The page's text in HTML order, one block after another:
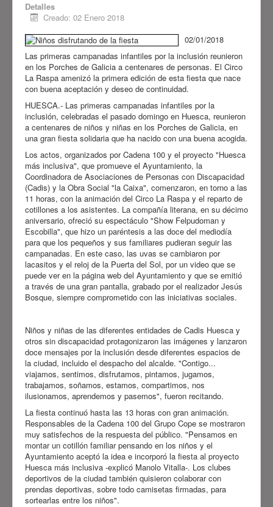
El proyecto Huesca más inclusiva
está promovido por el
Ayuntamiento de Huesca, la
Fundación “la Caixa”, elGobierno
de Aragón, laDiputación Provincial
de Huesca, laComarca de
Sobrarbe, elAyuntamiento de
SabiñánigoyCADIS Huescay
cuenta con la colaboración de
Avanza. Pretende conseguir
avances significativos en la
inclusión de las personas con
discapacidad y/o dependencia.
Ver más
Detalles
Creado: 02 Enero 2018
02/01/2018
Las primeras campanadas infantiles por la inclusión reunieron
en los Porches de Galicia a centenares de personas. El Circo
La Raspa amenizó la primera edición de esta fiesta que nace
con buena aceptación y deseo de continuidad.
HUESCA.- Las primeras campanadas infantiles por la
inclusión, celebradas el pasado domingo en Huesca, reunieron
a centenares de niños y niñas en los Porches de Galicia, en
una gran fiesta solidaria que ha nacido con una buena acogida.
Los actos, organizados por Cadena 100 y el proyecto "Huesca
más inclusiva", que promueve el Ayuntamiento, la
Coordinadora de Asociaciones de Personas con Discapacidad
(Cadis) y la Obra Social "la Caixa", comenzaron, en torno a las
11 horas, con la animación del Circo La Raspa y el reparto de
cotillones a los asistentes. La compañía literana, en su décimo
aniversario, ofreció su espectáculo "Show Felpudoman y
Escobilla", que hizo un paréntesis a las doce del mediodía
para que los pequeños y sus familiares pudieran seguir las
campanadas. En este caso, las uvas se cambiaron por
lacasitos y el reloj de la Puerta del Sol, por un video que se
puede ver en la página web del Ayuntamiento y que se emitió
a través de una gran pantalla, grabado por el realizador Jesús
Bosque, siempre comprometido con las iniciativas sociales.
Niños y niñas de las diferentes entidades de Cadis Huesca y
otros sin discapacidad protagonizaron las imágenes y lanzaron
doce mensajes por la inclusión desde diferentes espacios de
la ciudad, incluido el despacho del alcalde. "Contigo...
viajamos, sentimos, disfrutamos, pintamos, jugamos,
trabajamos, soñamos, estamos, compartimos, nos
ilusionamos, aprendemos y pasemos", fueron recitando.
La fiesta continuó hasta las 13 horas con gran animación.
Responsables de la Cadena 100 del Grupo Cope se mostraron
muy satisfechos de la respuesta del público. "Pensamos en
montar un cotillón familiar pensando en los niños y el
Ayuntamiento aceptó la idea e incorporó la fiesta al proyecto
Huesca más inclusiva -explicó Manolo Vitalla-. Los clubes
deportivos de la ciudad también quisieron colaborar con
prendas deportivas, sobre todo camisetas firmadas, para
sortearlas entre los niños".